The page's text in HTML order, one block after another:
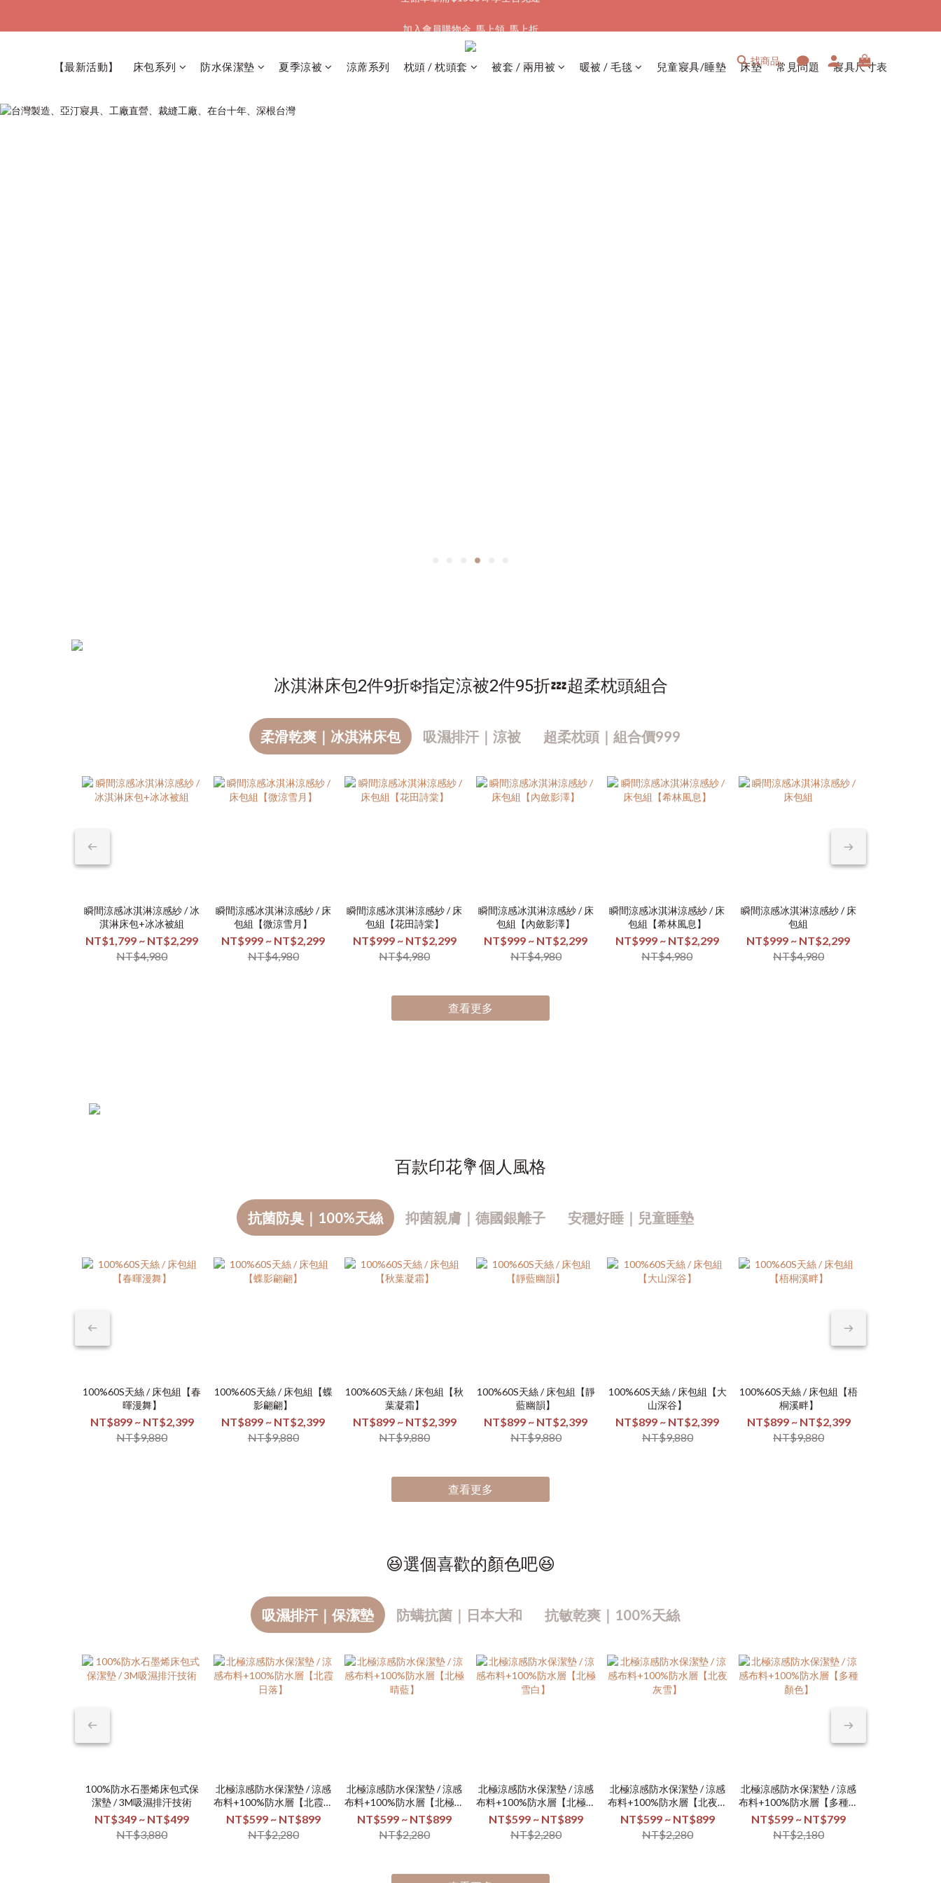
全館單筆滿 $1500 即享全台免運
找商品
【最新活動】 床包系列 防水保潔墊 夏季涼被 涼蓆系列 枕頭 / 枕頭套 被套 / 兩用被 暖被 / 毛毯 兒童寢具/睡墊 床墊 常見問題 寢具尺寸表
冰淇淋床包2件9折❄️指定涼被2件95折💤超柔枕頭組合
柔滑乾爽｜冰淇淋床包 吸濕排汗｜涼被 超柔枕頭｜組合價999
瞬間涼感冰淇淋涼感紗 / 冰
淇淋床包+冰冰被組
NT$1,799 ~ NT$2,299
NT$4,980
瞬間涼感冰淇淋涼感紗 / 床
包組【微涼雪月】
NT$999 ~ NT$2,299
NT$4,980
瞬間涼感冰淇淋涼感紗 / 床
包組【花田詩棠】
NT$999 ~ NT$2,299
NT$4,980
瞬間涼感冰淇淋涼感紗 / 床
包組【內斂影澤】
NT$999 ~ NT$2,299
NT$4,980
瞬間涼感冰淇淋涼感紗 / 床
包組【希林風息】
NT$999 ~ NT$2,299
NT$4,980
瞬間涼感冰淇淋涼感紗 / 床
包組
NT$999 ~ NT$2,299
NT$4,980
查看更多
百款印花💐個人風格
抗菌防臭｜100%天絲 抑菌親膚｜德國銀離子 安穩好睡｜兒童睡墊
100%60S天絲 / 床包組【春
暉漫舞】
NT$899 ~ NT$2,399
NT$9,880
100%60S天絲 / 床包組【蝶
影翩翩】
NT$899 ~ NT$2,399
NT$9,880
100%60S天絲 / 床包組【秋
葉凝霜】
NT$899 ~ NT$2,399
NT$9,880
100%60S天絲 / 床包組【靜
藍幽韻】
NT$899 ~ NT$2,399
NT$9,880
100%60S天絲 / 床包組【大
山深谷】
NT$899 ~ NT$2,399
NT$9,880
100%60S天絲 / 床包組【梧
桐溪畔】
NT$899 ~ NT$2,399
NT$9,880
查看更多
😆選個喜歡的顏色吧😆
吸濕排汗｜保潔墊 防螨抗菌｜日本大和 抗敏乾爽｜100%天絲
100%防水石墨烯床包式保
潔墊 / 3M吸濕排汗技術
NT$349 ~ NT$499
NT$3,880
北極涼感防水保潔墊 / 涼感
布料+100%防水層【北霞日
落】
NT$599 ~ NT$899
NT$2,280
北極涼感防水保潔墊 / 涼感
布料+100%防水層【北極晴
藍】
NT$599 ~ NT$899
NT$2,280
北極涼感防水保潔墊 / 涼感
布料+100%防水層【北極雪
白】
NT$599 ~ NT$899
NT$2,280
北極涼感防水保潔墊 / 涼感
布料+100%防水層【北夜灰
雪】
NT$599 ~ NT$899
NT$2,280
北極涼感防水保潔墊 / 涼感
布料+100%防水層【多種顏
色】
NT$599 ~ NT$799
NT$2,180